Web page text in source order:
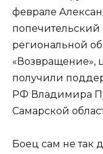
феврале
попечительский
региональной
«Возвращение»,
получили
РФ Владимира
Самарской
Боец сам не так